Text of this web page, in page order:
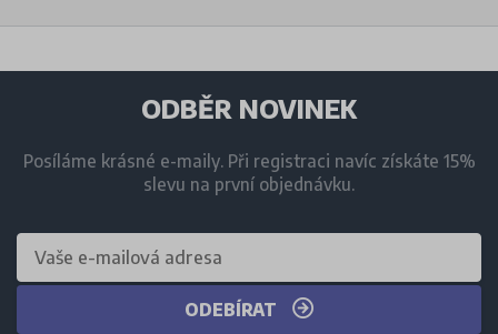
ODBĚR NOVINEK
Posíláme krásné e-maily. Při registraci navíc získáte 15%
slevu na první objednávku.
ODEBÍRAT